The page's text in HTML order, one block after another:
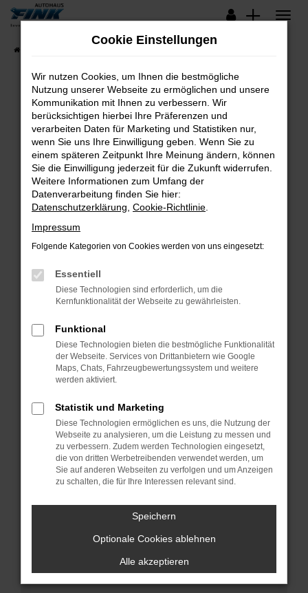
Zum
springen
Lagerfahrzeuge
Fehler: Network Error
Beim Laden ist ein Fehler aufgetreten.
Hier sind ein paar Tipps, die dir helfen können:
Überprüfe deine Firewall und deine
Internetverbindung.
Laden andere Webseiten, zum Beispiel deine
Suchmaschine?
Prüfe deine Browsererweiterungen.
können das Laden bestimmter Seiten
verhindern. Funktioniert die Seite in einem
anderen Browser oder in einem privaten
Starte dein Gerät neu.
Das kann manchmal helfen, vorübergehende
Probleme zu beheben.
Betriebssystem auf dem neuesten Stand
sind.
Veraltete Software birgt nicht nur ein
Sicherheitsrisiko, sondern kann auch dazu
führen, dass bestimmte Funktionen nicht mehr
unterstützt werden.
Wende dich an den Webseitenbetreiber.
Wenn du alle oben genannten Schritte versucht
hast, kontaktiere uns bitte. Wir werden
versuchen, das Problem zu beheben. Du kannst
uns diesen Text schicken, um uns bei der
Cookie Einstellungen
Wir nutzen Cookies, um Ihnen die bestmögliche
Nutzung unserer Webseite zu ermöglichen und unsere
Kommunikation mit Ihnen zu verbessern. Wir
berücksichtigen hierbei Ihre Präferenzen und
verarbeiten Daten für Marketing und Statistiken nur,
wenn Sie uns Ihre Einwilligung geben. Wenn Sie zu
einem späteren Zeitpunkt Ihre Meinung ändern, können
Sie die Einwilligung jederzeit für die Zukunft widerrufen.
Weitere Informationen zum Umfang der
Datenverarbeitung finden Sie hier:
Datenschutzerklärung Cookie-Richtlinie
Impressum
Folgende Kategorien von Cookies werden von uns eingesetzt:
Essentiell
Diese Technologien sind erforderlich, um die
Kernfunktionalität der Webseite zu gewährleisten.
Funktional
Diese Technologien bieten die bestmögliche Funktionalität
der Webseite. Services von Drittanbietern wie Google
Maps, Chats, Fahrzeugbewertungssystem und weitere
werden aktiviert.
Statistik und Marketing
Diese Technologien ermöglichen es uns, die Nutzung der
Webseite zu analysieren, um die Leistung zu messen und
zu verbessern. Zudem werden Technologien eingesetzt,
die von dritten Werbetreibenden verwendet werden, um
Sie auf anderen Webseiten zu verfolgen und um Anzeigen
zu schalten, die für Ihre Interessen relevant sind.
Speichern
Optionale Cookies ablehnen
Alle akzeptieren